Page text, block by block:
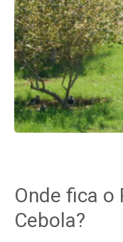
Onde fica o
Cebola?